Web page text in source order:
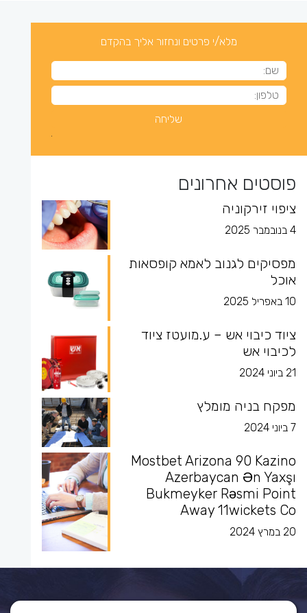
מלא/י פרטים ונחזור אליך בהקדם
פוסטים אחרונים
ציפוי זירקוניה
4 בנובמבר 2025
מפסיקים לגנוב לאמא קופסאות
אוכל
10 באפריל 2025
ציוד כיבוי אש – ע.מועטז ציוד
לכיבוי אש
21 ביוני 2024
מפקח בניה מומלץ
7 ביוני 2024
Mostbet Arizona 90 Kazino
Azerbaycan Ən Yaxşı
Bukmeyker Rəsmi Point
Away 11wickets Co
20 במרץ 2024